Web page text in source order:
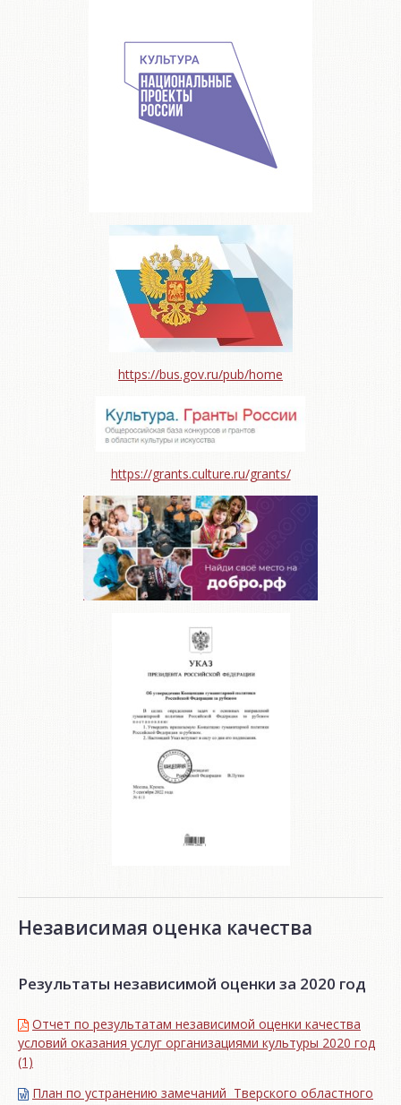
https://bus.gov.ru/pub/home
https://grants.culture.ru/grants/
Независимая оценка качества
Результаты независимой оценки за 2020 год
Отчет по результатам независимой оценки качества
условий оказания услуг организациями культуры 2020 год
(1)
План по устранению замечаний Тверского областного